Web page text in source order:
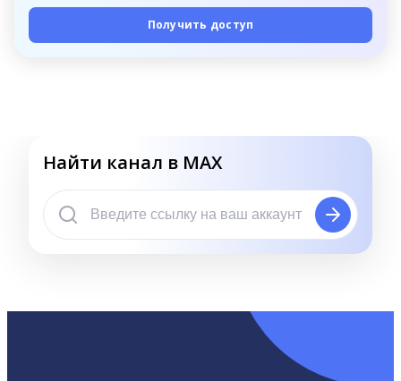
Получить доступ
Найти канал в MAX